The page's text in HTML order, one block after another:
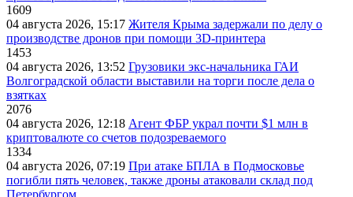
1609
04 августа 2026, 15:17 Жителя Крыма задержали по делу о
производстве дронов при помощи 3D‑принтера
1453
04 августа 2026, 13:52 Грузовики экс-начальника ГАИ
Волгоградской области выставили на торги после дела о
взятках
2076
04 августа 2026, 12:18 Агент ФБР украл почти $1 млн в
криптовалюте со счетов подозреваемого
1334
04 августа 2026, 07:19 При атаке БПЛА в Подмосковье
погибли пять человек, также дроны атаковали склад под
Петербургом